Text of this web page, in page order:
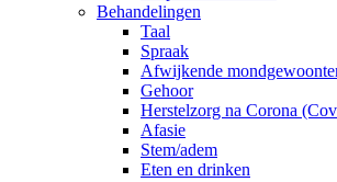
Behandelingen
Taal
Spraak
Afwijkende
Gehoor
Herstelzorg na Corona
Afasie
Stem/adem
Eten en drinken